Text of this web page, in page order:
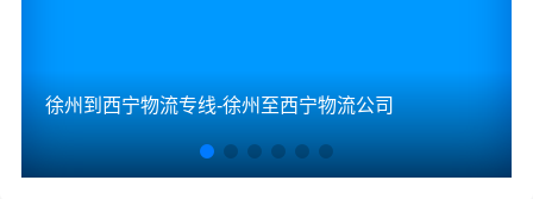
徐州到西宁物流专线-徐州至西宁物流公司